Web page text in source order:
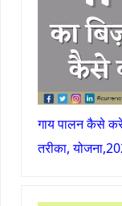
गाय पालन कैसे
तरीका,